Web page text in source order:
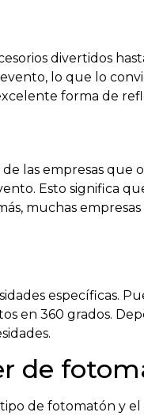
divertidos
lo que lo
forma de
las empresas que
Esto significa
muchas
específicas.
en 360 grados.
de
de fotomatón y